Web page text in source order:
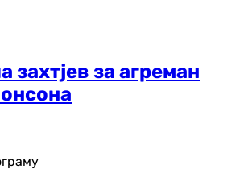
захтјев за агреман